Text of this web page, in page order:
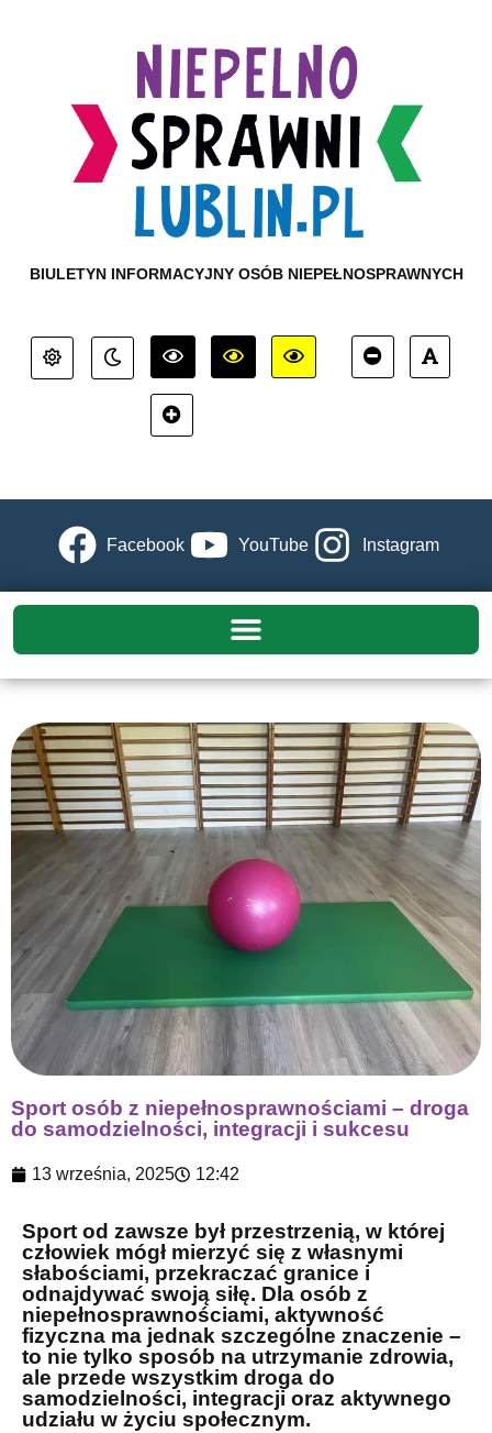
BIULETYN INFORMACYJNY OSÓB NIEPEŁNOSPRAWNYCH
Facebook YouTube Instagram
Sport osób z niepełnosprawnościami – droga
do samodzielności, integracji i sukcesu
13 września, 2025 12:42
Sport od zawsze był przestrzenią, w której
człowiek mógł mierzyć się z własnymi
słabościami, przekraczać granice i
odnajdywać swoją siłę. Dla osób z
niepełnosprawnościami, aktywność
fizyczna ma jednak szczególne znaczenie –
to nie tylko sposób na utrzymanie zdrowia,
ale przede wszystkim droga do
samodzielności, integracji oraz aktywnego
udziału w życiu społecznym.